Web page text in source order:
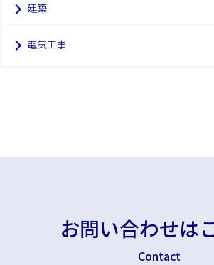
建築
電気工事
お問い合わせは
Contact